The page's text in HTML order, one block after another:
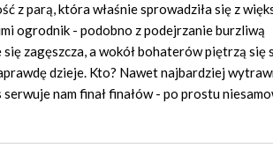
z parą, która właśnie sprowadziła się z
ogrodnik - podobno z podejrzanie burzliwą
zagęszcza, a wokół bohaterów piętrzą się
dzieje. Kto? Nawet najbardziej
nam finał finałów - po prostu